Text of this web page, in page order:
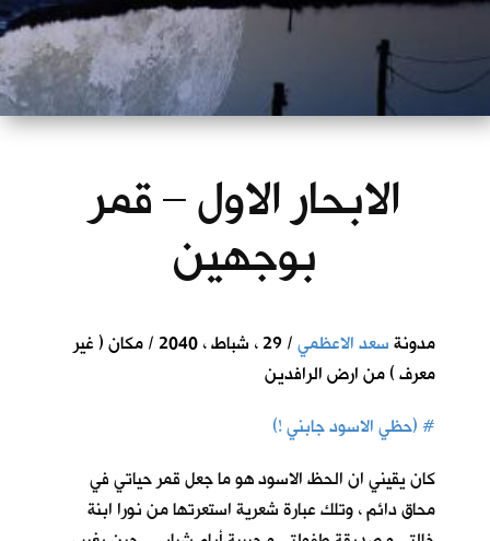
الابحار الاول – قمر
بوجهين
مدونةسعد الاعظمي
/ 29 ، شباط ، 2040 / مكان ( غير
معرف ) من ارض الرافدين
#(حظي الاسود جابني !)
كان يقيني ان الحظ الاسود هو ما جعل قمر حياتي في
محاق دائم ، وتلك عبارة شعرية استعرتها من نورا ابنة